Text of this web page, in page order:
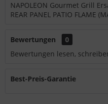
NAPOLEON Gourmet Grill
REAR PANEL PATIO FLAME
Bewertungen
0
Bewertungen lesen,
Best-Preis-Garantie